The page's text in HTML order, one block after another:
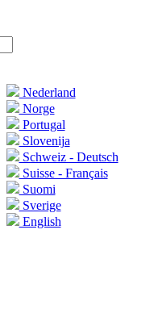
Nederland
Norge
Portugal
Slovenija
Schweiz - Deutsch
Suisse - Français
Suomi
Sverige
English